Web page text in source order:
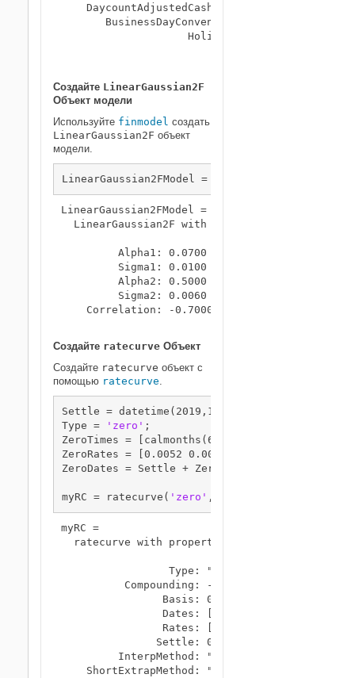
    DaycountAdjustedCashFlow: 0
       BusinessDayConvention: "actual"
                    Holidays: NaT
Создайте LinearGaussian2F
Объект модели
Используйте finmodel создать
LinearGaussian2F объект
модели.
LinearGaussian2FModel = finmodel(
LinearGaussian2FModel =
  LinearGaussian2F with properties:
         Alpha1: 0.0700
         Sigma1: 0.0100
         Alpha2: 0.5000
         Sigma2: 0.0060
    Correlation: -0.7000
Создайте ratecurve Объект
Создайте ratecurve объект с
помощью ratecurve.
Settle = datetime(2019,1,1);
Type =
'zero' ;
ZeroTimes = [calmonths(6) calyears([1 2 3 4
ZeroRates = [0.0052 0.0055 0.0061 0.0073
ZeroDates = Settle + ZeroTimes;
myRC = ratecurve( 'zero'
myRC =
  ratecurve with properties:
                 Type: "zero"
          Compounding: -1
                Basis: 0
                Dates: [10x1 datetime]
                Rates: [10x1 double]
               Settle: 01-Jan-2019
         InterpMethod: "linear"
    ShortExtrapMethod: "next"